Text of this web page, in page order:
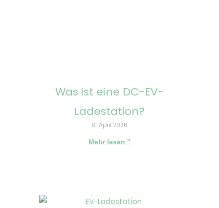
Was ist eine DC-EV-
Ladestation?
8. April 2026
Mehr lesen "